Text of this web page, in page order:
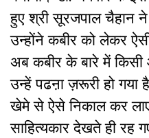
हुए श्री सूरजपाल चैहान ने
उन्होंने कबीर को लेकर
अब कबीर के बारे में
उन्हें पढऩा ज़रूरी हो गया
खेमे से ऐसे निकाल कर
साहित्यकार देखते ही रह